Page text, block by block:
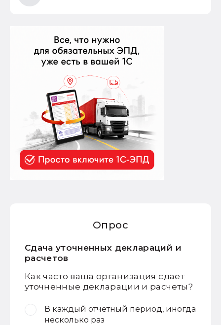
Опрос
Сдача уточненных деклараций и
расчетов
Как часто ваша организация сдает
уточненные декларации и расчеты?
В каждый отчетный период, иногда
несколько раз